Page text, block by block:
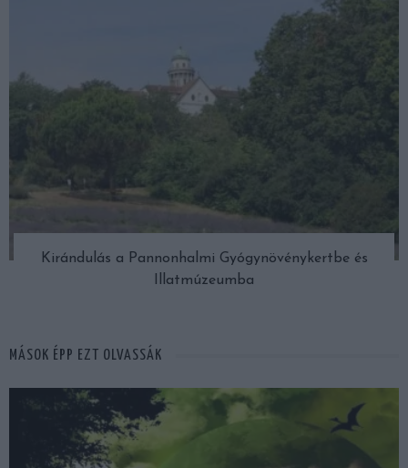
Kirándulás a Pannonhalmi Gyógynövénykertbe és
Illatmúzeumba
MÁSOK ÉPP EZT OLVASSÁK